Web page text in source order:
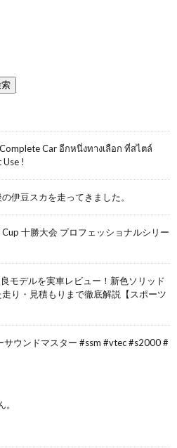
Car อีกหนึ่งทางเลือก ที่สไตล์
!
伊豆スカを走ってきました。
十勝大会 プロフェッショナルシリー
モデルを実車レビュー！新色ソリッド
り・見積もりまで徹底解説【スポーツ
ウンドマスター #ssm #vtec #s2000 #